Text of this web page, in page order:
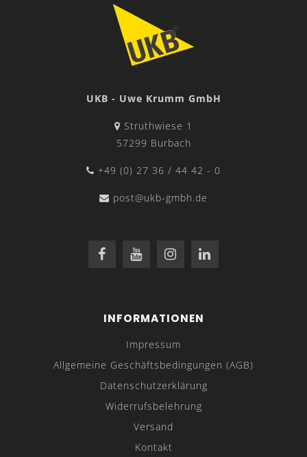
UKB - Uwe Krumm GmbH
Struthwiese 1
57299 Burbach
+49 (0) 27 36 / 44 42 - 0
post@ukb-gmbh.de
INFORMATIONEN
Impressum
Allgemeine Geschäftsbedingungen (AGB)
Datenschutzerklärung
Widerrufsbelehrung
Versand
Kontakt